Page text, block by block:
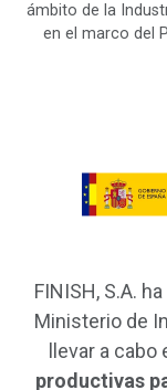
ámbito de la
en el marco del
FINISH, S.A.
Ministerio de
llevar a cabo
productivas